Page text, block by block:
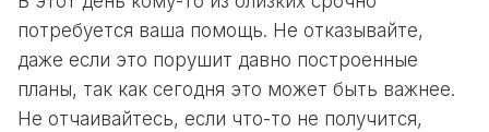
потребуется ваша помощь. Не отказывайте,
даже если это порушит давно построенные
планы, так как сегодня это может быть важнее.
Не отчаивайтесь, если что-то не получится,